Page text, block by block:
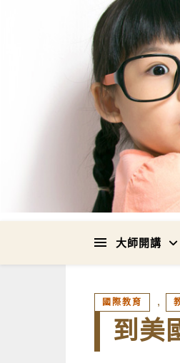
大師開講
國際教育 ,
到美